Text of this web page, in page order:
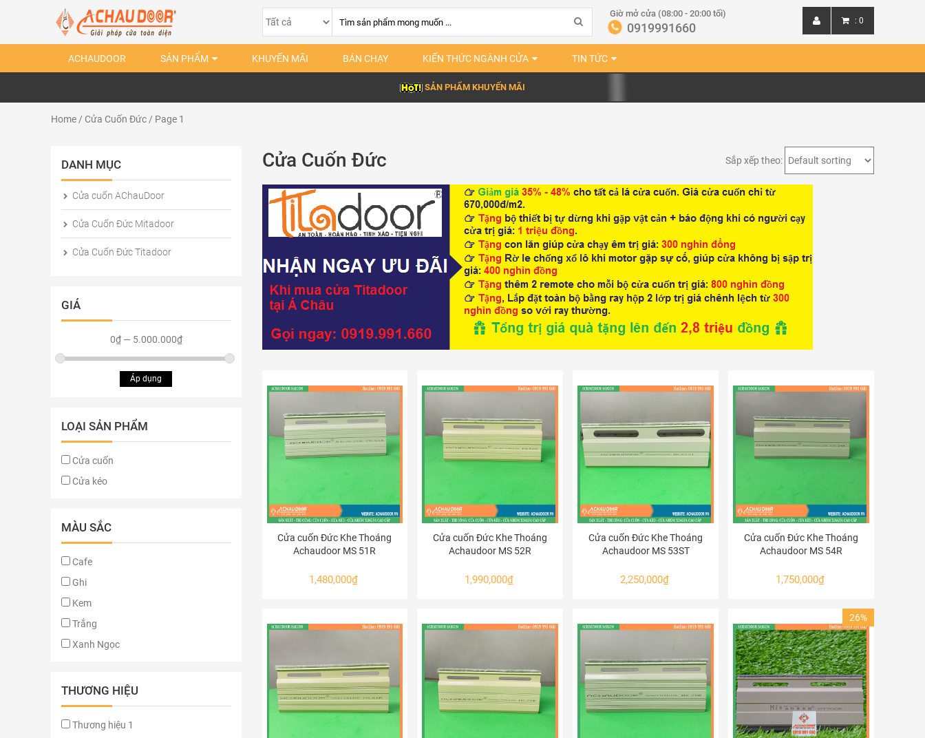
Giờ mở cửa (08:00 - 20:00 tối)
0919991660 : 0
ACHAUDOOR SẢN PHẨM KHUYẾN MÃI BÁN CHẠY KIẾN THỨC NGÀNH CỬA TIN TỨC
SẢN PHẨM KHUYẾN MÃI
Home / Cửa Cuốn Đức / Page 1
Cửa Cuốn Đức
Cửa cuốn Đức Khe Thoáng
Achaudoor MS 51R
1,480,000₫
Cửa cuốn Đức Khe Thoáng
Achaudoor MS 52R
1,990,000₫
Cửa cuốn Đức Khe Thoáng
Achaudoor MS 53ST
2,250,000₫
Cửa cuốn Đức Khe Thoáng
Achaudoor MS 54R
1,750,000₫
26%
DANH MỤC
Cửa cuốn AChauDoor
Cửa Cuốn Đức Mitadoor
Cửa Cuốn Đức Titadoor
GIÁ
0₫— 5.000.000₫
Áp dụng
LOẠI SẢN PHẨM
Cửa cuốn
Cửa kéo
MÀU SẮC
Cafe
Ghi
Kem
Trắng
Xanh Ngọc
THƯƠNG HIỆU
Thương hiệu 1